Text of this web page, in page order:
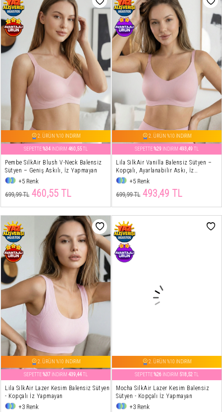
2. ÜRÜN %10 İNDİRİM
SEPETTE%34 İNDİRİM 460,55TL
Pembe SilkAir Blush V-Neck Balensiz
Sütyen – Geniş Askılı, İz Yapmayan
+5 Renk
699,99 TL 460,55 TL
2. ÜRÜN %10 İNDİRİM
SEPETTE%29 İNDİRİM 493,49 TL
Lila SilkAir Vanilla Balensiz Sütyen –
Kopçalı, Ayarlanabilir Askı, İz
Yapmayan+5 Renk
699,99 TL 493,49 TL
2. ÜRÜN %10 İNDİRİM
SEPETTE%37 İNDİRİM 439,44TL
Lila SilkAir Lazer Kesim Balensiz Sütyen
- Kopçalı İz Yapmayan
+3 Renk
2. ÜRÜN %10 İNDİRİM
SEPETTE%26 İNDİRİM 518,52 TL
Mocha SilkAir Lazer Kesim Balensiz
Sütyen - Kopçalı İz Yapmayan
+3 Renk